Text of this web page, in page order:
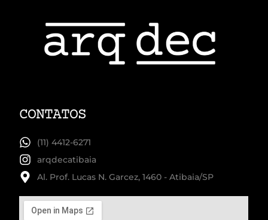
CONTATOS
(11) 4412-6271
arqdecatibaia
Al. Prof. Lucas N. Garcez, 1460 - Atibaia/SP